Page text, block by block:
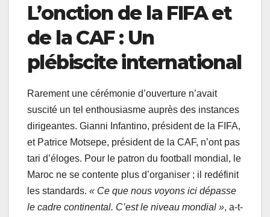
L’onction de la FIFA et
de la CAF : Un
plébiscite international
Rarement une cérémonie d’ouverture n’avait
suscité un tel enthousiasme auprès des instances
dirigeantes. Gianni Infantino, président de la FIFA,
et Patrice Motsepe, président de la CAF, n’ont pas
tari d’éloges. Pour le patron du football mondial, le
Maroc ne se contente plus d’organiser ; il redéfinit
les standards. « Ce que nous voyons ici dépasse
le cadre continental. C’est le niveau mondial », a-t-